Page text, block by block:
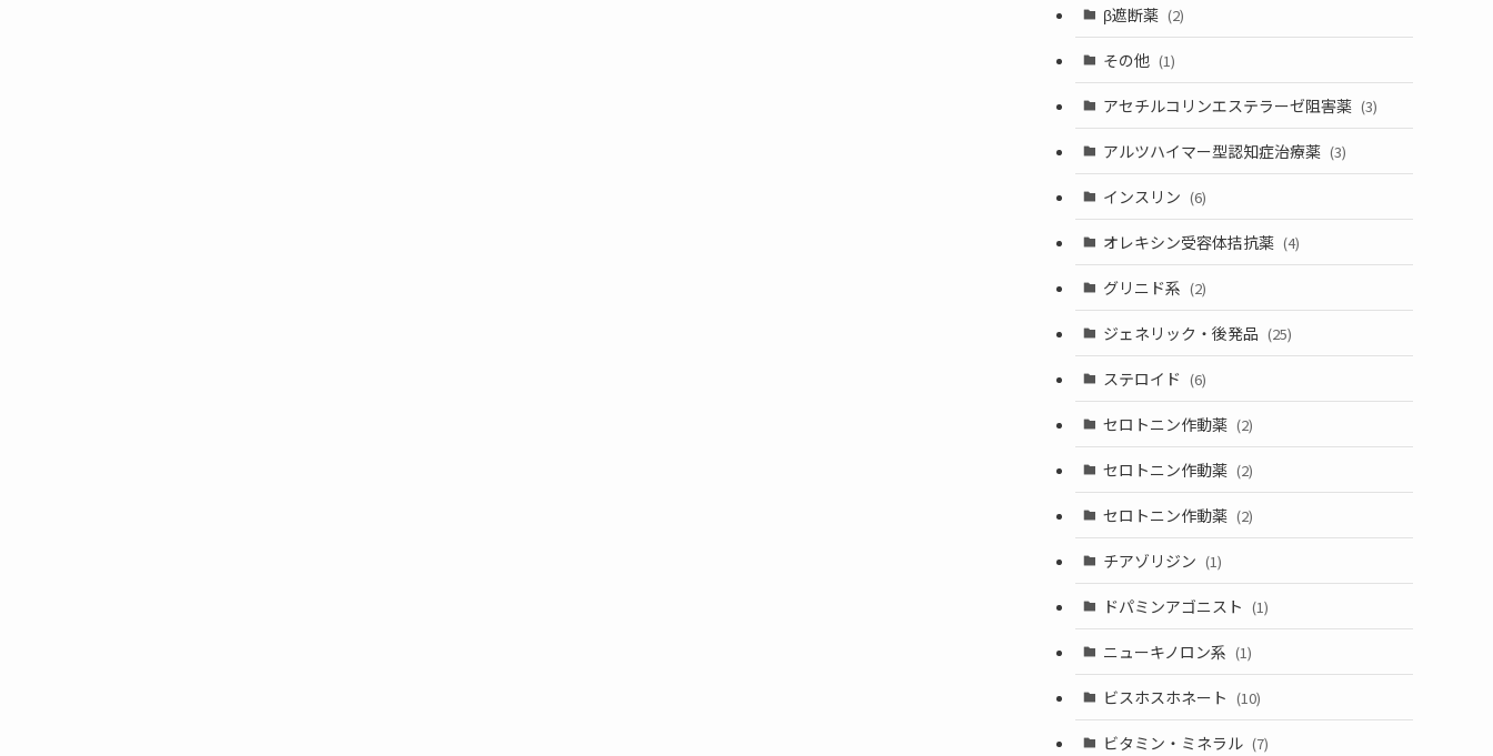
β遮断薬 (2)
その他 (1)
アセチルコリンエステラーゼ阻害薬 (3)
アルツハイマー型認知症治療薬 (3)
インスリン (6)
オレキシン受容体拮抗薬 (4)
グリニド系 (2)
ジェネリック・後発品 (25)
ステロイド (6)
セロトニン作動薬 (2)
セロトニン作動薬 (2)
セロトニン作動薬 (2)
チアゾリジン (1)
ドパミンアゴニスト (1)
ニューキノロン系 (1)
ビスホスホネート (10)
ビタミン・ミネラル (7)